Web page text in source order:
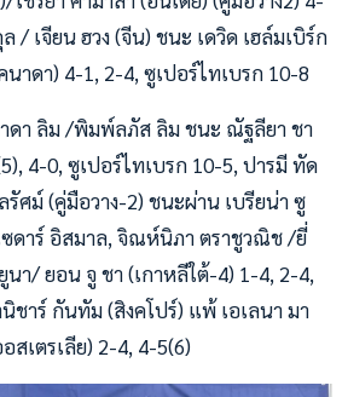
/ เจียน ฮวง (จีน) ชนะ เดวิด เฮล์มเบิร์ก
าดา) 4-1, 2-4, ซูเปอร์ไทเบรก 10-8
า ลิม /พิมพ์ลภัส ลิม ชนะ ณัฐลียา ชา
4-0, ซูเปอร์ไทเบรก 10-5, ปารมี ทัด
ศม์ (คู่มือวาง-2) ชนะผ่าน เบรียน่า ซู
ดาร์ อิสมาล, จิณห์นิภา ตราชูวณิช /ยี่
นา/ ยอน จู ชา (เกาหลีใต้-4) 1-4, 2-4,
าร์ กันทัม (สิงคโปร์) แพ้ เอเลนา มา
สเตรเลีย) 2-4, 4-5(6)